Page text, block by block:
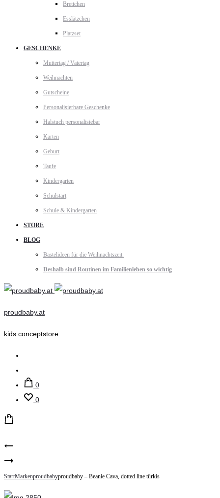
Brettchen
Esslätzchen
Platzset
GESCHENKE
Muttertag / Vatertag
Weihnachten
Gutscheine
Personalisierbare Geschenke
Halstuch personalisiebar
Karten
Geburt
Taufe
Kindergarten
Schulstart
Schule & Kindergarten
STORE
BLOG
Bastelideen für die Weihnachtszeit.
Deshalb sind Routinen im Familienleben so wichtig
proudbaby.at
kids conceptstore
0
0
Product
navigation
Beanie
proudbaby
–
Beanie
StartMarkenproudbabyproudbaby – Beanie Cava, dotted line türkis